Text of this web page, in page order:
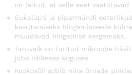
on leitud, et selle eest vastutavad
Eukalüpti ja piparmündi
kasutamiseks hingamisteede
muudavad hingamise kergemaks.
Taruvaik on tuntud mikroobe
juba väikeses koguses.
Kookosõli sobib nina õrnade